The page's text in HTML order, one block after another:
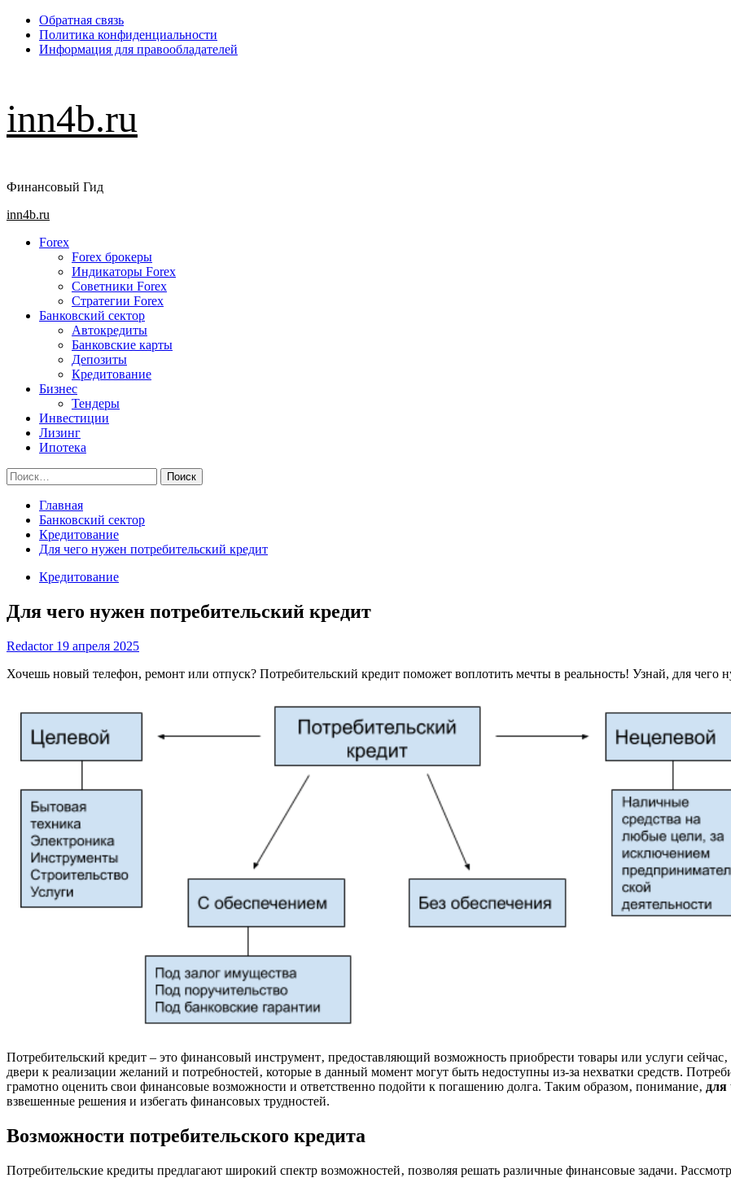
Перейти
содержимому
Обратная связь
Политика конфиденциальности
Информация для правообладателей
inn4b.ru
Финансовый Гид
Основное
inn4b.ru
Forex
Forex брокеры
Индикаторы Forex
Советники Forex
Стратегии Forex
Банковский сектор
Автокредиты
Банковские карты
Депозиты
Кредитование
Бизнес
Тендеры
Инвестиции
Лизинг
Ипотека
Найти:
Главная
Банковский сектор
Кредитование
Для чего нужен потребительский кредит
Кредитование
Для чего нужен потребительский кредит
Redactor 19 апреля 2025
Хочешь новый телефон, ремонт или отпуск? Потребительский кредит поможет воплотить мечты в реальность! Узнай, для чего
Потребительский кредит – это финансовый инструмент‚ предоставляющий возможность приобрести товары или услуги
двери к реализации желаний и потребностей‚ которые в данный момент могут быть недоступны из-за нехватки средств.
грамотно оценить свои финансовые возможности и ответственно подойти к погашению долга. Таким образом‚ понимание‚ для
взвешенные решения и избегать финансовых трудностей.
Возможности потребительского кредита
Потребительские кредиты предлагают широкий спектр возможностей‚ позволяя решать различные финансовые задачи.